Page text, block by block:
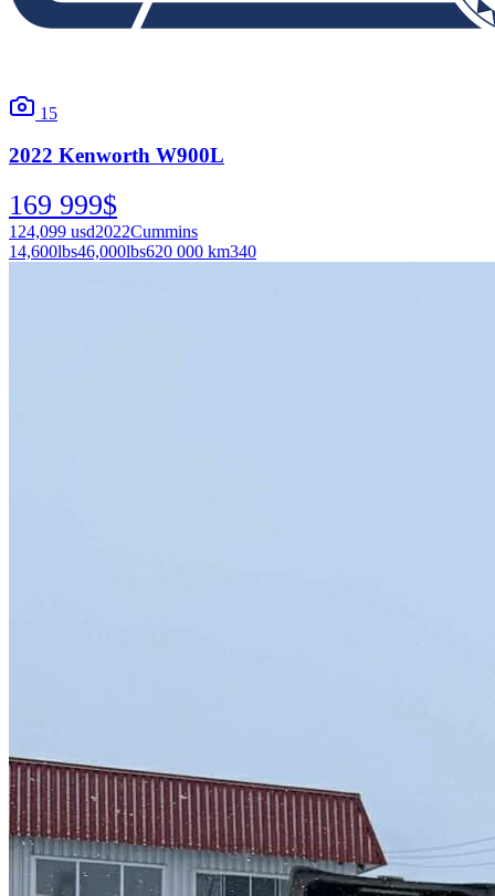
15
2022 Kenworth W900L
169 999$
124,099 usd2022Cummins
14,600lbs46,000lbs620 000 km340